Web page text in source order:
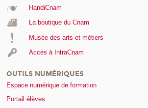
HandiCnam
La boutique du Cnam
Musée des arts et métiers
Accès à IntraCnam
OUTILS NUMÉRIQUES
Espace numérique de formation
Portail élèves